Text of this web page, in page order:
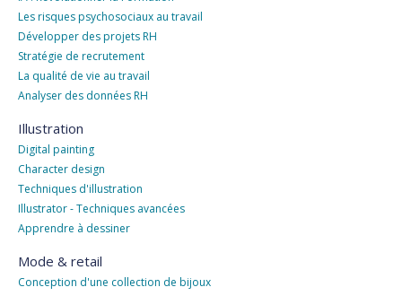
Les risques psychosociaux au travail
Développer des projets RH
Stratégie de recrutement
La qualité de vie au travail
Analyser des données RH
Illustration
Digital painting
Character design
Techniques d'illustration
Illustrator - Techniques avancées
Apprendre à dessiner
Mode & retail
Conception d'une collection de bijoux